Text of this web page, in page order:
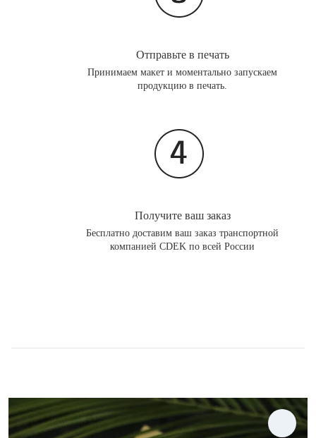
Отправьте в печать
Принимаем макет и моментально запускаем
продукцию в печать.
Получите ваш заказ
Бесплатно доставим ваш заказ транспортной
компанией CDEK по всей России